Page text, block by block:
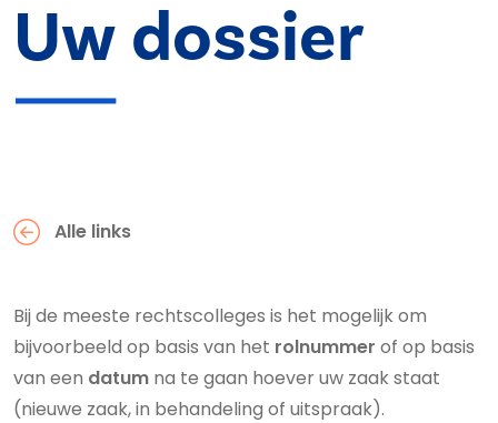
Uw dossier
Alle links
Bij de meeste rechtscolleges is het mogelijk om
bijvoorbeeld op basis van het rolnummer of op basis
van een datum na te gaan hoever uw zaak staat
(nieuwe zaak, in behandeling of uitspraak).